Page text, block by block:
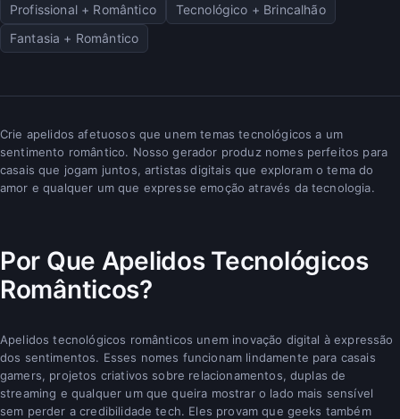
Profissional + Romântico
Tecnológico + Brincalhão
Fantasia + Romântico
Crie apelidos afetuosos que unem temas tecnológicos a um
sentimento romântico. Nosso gerador produz nomes perfeitos para
casais que jogam juntos, artistas digitais que exploram o tema do
amor e qualquer um que expresse emoção através da tecnologia.
Por Que Apelidos Tecnológicos
Românticos?
Apelidos tecnológicos românticos unem inovação digital à expressão
dos sentimentos. Esses nomes funcionam lindamente para casais
gamers, projetos criativos sobre relacionamentos, duplas de
streaming e qualquer um que queira mostrar o lado mais sensível
sem perder a credibilidade tech. Eles provam que geeks também